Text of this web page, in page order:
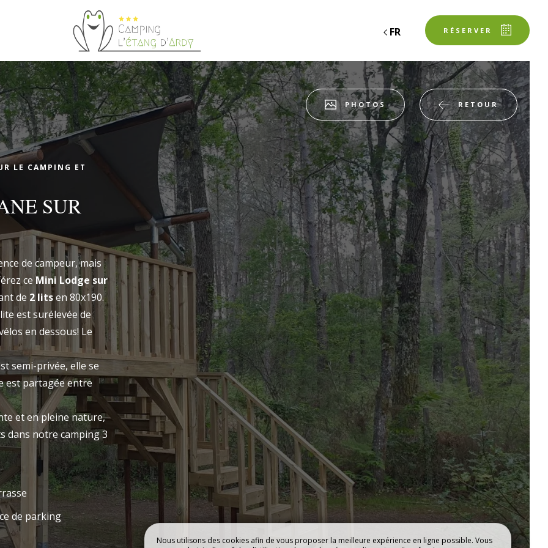
RÉSERVER
FR
HÉBERGEMENTS EMPLACEMENTS
demande de réservation espace client
DEMANDE DE RÉSERVATION
Arrivée
Arrivée
Départ
Départ
Réserver
PHOTOS RETOUR
LE CAMPING ET
SUR
de campeur, mais
ceMini Lodge sur
de 2 litsen 80x190.
est surélevée de
en dessous! Le
semi-privée, elle se
est partagée entre
et en pleine nature,
dans notre camping 3
de parking
Nous utilisons des cookies afin de vous proposer la meilleure expérience en ligne possible. Vous